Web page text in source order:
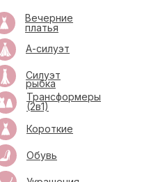
Вечерние
платья
Силуэт
рыбка
А-силуэт
Трансформеры
(2в1)
Короткие
Обувь